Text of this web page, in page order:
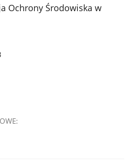
Ochrony Środowiska w